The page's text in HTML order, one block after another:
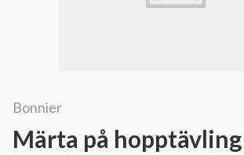
Bonnier
Märta på hopptävling